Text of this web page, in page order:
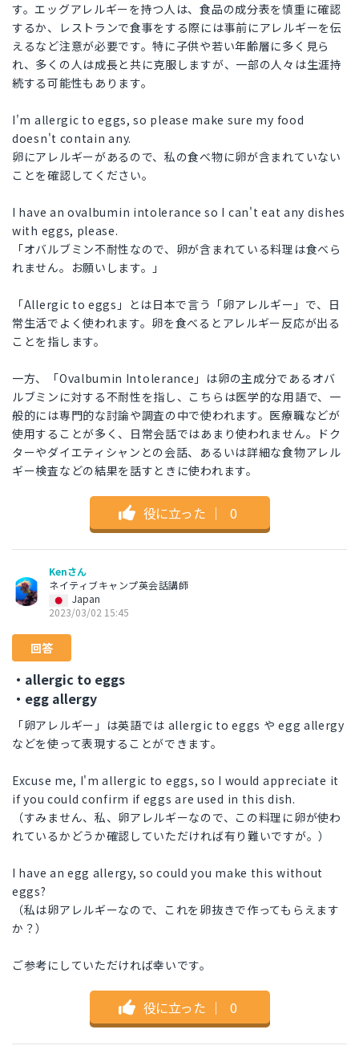
す。エッグアレルギーを持つ人は、食品の成分表を慎重に確認
するか、レストランで食事をする際には事前にアレルギーを伝
えるなど注意が必要です。特に子供や若い年齢層に多く見ら
れ、多くの人は成長と共に克服しますが、一部の人々は生涯持
続する可能性もあります。
I'm allergic to eggs, so please make sure my food
doesn't contain any.
卵にアレルギーがあるので、私の食べ物に卵が含まれていない
ことを確認してください。
I have an ovalbumin intolerance so I can't eat any dishes
with eggs, please.
「オバルブミン不耐性なので、卵が含まれている料理は食べら
れません。お願いします。」
「Allergic to eggs」とは日本で言う「卵アレルギー」で、日
常生活でよく使われます。卵を食べるとアレルギー反応が出る
ことを指します。
一方、「Ovalbumin Intolerance」は卵の主成分であるオバ
ルブミンに対する不耐性を指し、こちらは医学的な用語で、一
般的には専門的な討論や調査の中で使われます。医療職などが
使用することが多く、日常会話ではあまり使われません。ドク
ターやダイエティシャンとの会話、あるいは詳細な食物アレル
ギー検査などの結果を話すときに使われます。
役に立った ｜ 0
Kenさん
ネイティブキャンプ英会話講師
Japan
2023/03/02 15:45
回答
・allergic to eggs
・egg allergy
「卵アレルギー」は英語では allergic to eggs や egg allergy
などを使って表現することができます。
Excuse me, I'm allergic to eggs, so I would appreciate it
if you could confirm if eggs are used in this dish.
（すみません、私、卵アレルギーなので、この料理に卵が使わ
れているかどうか確認していただければ有り難いですが。）
I have an egg allergy, so could you make this without
eggs?
（私は卵アレルギーなので、これを卵抜きで作ってもらえます
か？）
ご参考にしていただければ幸いです。
役に立った ｜ 0